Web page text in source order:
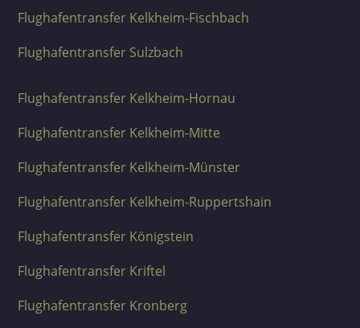
Flughafentransfer Kelkheim-Fischbach
Flughafentransfer Sulzbach
Flughafentransfer Kelkheim-Hornau
Flughafentransfer Kelkheim-Mitte
Flughafentransfer Kelkheim-Münster
Flughafentransfer Kelkheim-Ruppertshain
Flughafentransfer Königstein
Flughafentransfer Kriftel
Flughafentransfer Kronberg